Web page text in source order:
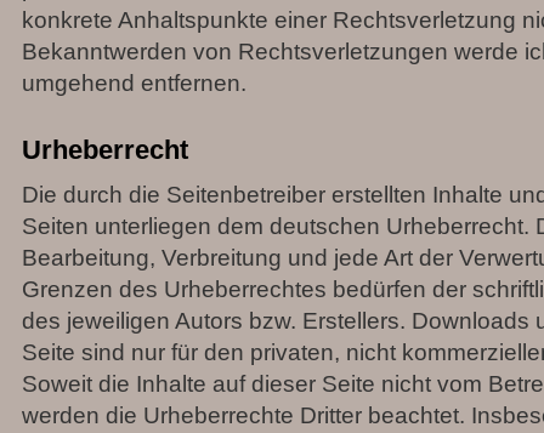
konkrete Anhaltspunkte einer Rechtsverletzung
Bekanntwerden von Rechtsverletzungen werde
umgehend entfernen.
Urheberrecht
Die durch die Seitenbetreiber erstellten Inhalte
Seiten unterliegen dem deutschen Urheberrecht.
Bearbeitung, Verbreitung und jede Art der
Grenzen des Urheberrechtes bedürfen der
des jeweiligen Autors bzw. Erstellers. Downloads
Seite sind nur für den privaten, nicht
Soweit die Inhalte auf dieser Seite nicht vom
werden die Urheberrechte Dritter beachtet.